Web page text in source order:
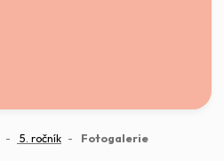
5. ročník Fotogalerie(aktuální)